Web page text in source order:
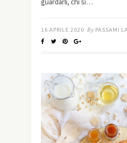
16 APRILE 2020 By PASSAMI